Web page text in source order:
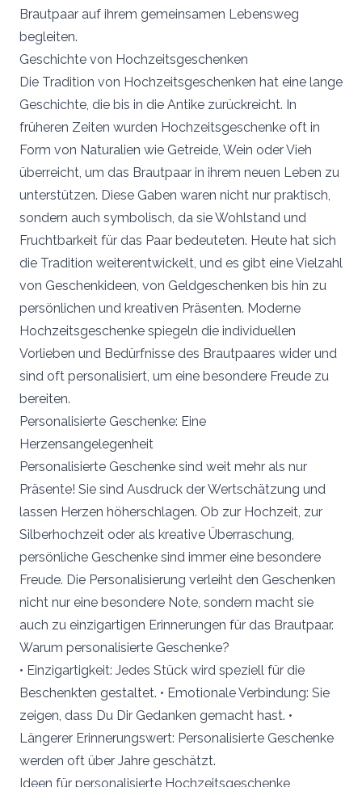
Brautpaar auf ihrem gemeinsamen Lebensweg
begleiten.
Geschichte von Hochzeitsgeschenken
Die Tradition von Hochzeitsgeschenken hat eine lange
Geschichte, die bis in die Antike zurückreicht. In
früheren Zeiten wurden Hochzeitsgeschenke oft in
Form von Naturalien wie Getreide, Wein oder Vieh
überreicht, um das Brautpaar in ihrem neuen Leben zu
unterstützen. Diese Gaben waren nicht nur praktisch,
sondern auch symbolisch, da sie Wohlstand und
Fruchtbarkeit für das Paar bedeuteten. Heute hat sich
die Tradition weiterentwickelt, und es gibt eine Vielzahl
von Geschenkideen, von Geldgeschenken bis hin zu
persönlichen und kreativen Präsenten. Moderne
Hochzeitsgeschenke spiegeln die individuellen
Vorlieben und Bedürfnisse des Brautpaares wider und
sind oft personalisiert, um eine besondere Freude zu
bereiten.
Personalisierte Geschenke: Eine
Herzensangelegenheit
Personalisierte Geschenke sind weit mehr als nur
Präsente! Sie sind Ausdruck der Wertschätzung und
lassen Herzen höherschlagen. Ob zur Hochzeit, zur
Silberhochzeit oder als kreative Überraschung,
persönliche Geschenke sind immer eine besondere
Freude. Die Personalisierung verleiht den Geschenken
nicht nur eine besondere Note, sondern macht sie
auch zu einzigartigen Erinnerungen für das Brautpaar.
Warum personalisierte Geschenke?
• Einzigartigkeit: Jedes Stück wird speziell für die
Beschenkten gestaltet. • Emotionale Verbindung: Sie
zeigen, dass Du Dir Gedanken gemacht hast. •
Längerer Erinnerungswert: Personalisierte Geschenke
werden oft über Jahre geschätzt.
Ideen für personalisierte Hochzeitsgeschenke